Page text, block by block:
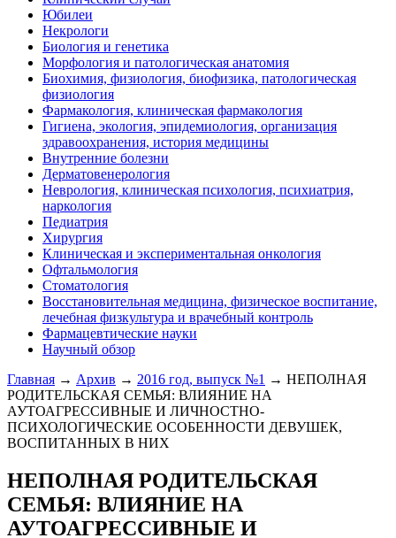
Юбилеи
Некрологи
Биология и генетика
Морфология и патологическая анатомия
Биохимия, физиология, биофизика, патологическая
физиология
Фармакология, клиническая фармакология
Гигиена, экология, эпидемиология, организация
здравоохранения, история медицины
Внутренние болезни
Дерматовенерология
Неврология, клиническая психология, психиатрия,
наркология
Педиатрия
Хирургия
Клиническая и экспериментальная онкология
Офтальмология
Стоматология
Восстановительная медицина, физическое воспитание,
лечебная физкультура и врачебный контроль
Фармацевтические науки
Научный обзор
Главная → Архив → 2016 год, выпуск №1 → НЕПОЛНАЯ
РОДИТЕЛЬСКАЯ СЕМЬЯ: ВЛИЯНИЕ НА
АУТОАГРЕССИВНЫЕ И ЛИЧНОСТНО-
ПСИХОЛОГИЧЕСКИЕ ОСОБЕННОСТИ ДЕВУШЕК,
ВОСПИТАННЫХ В НИХ
НЕПОЛНАЯ РОДИТЕЛЬСКАЯ
СЕМЬЯ: ВЛИЯНИЕ НА
АУТОАГРЕССИВНЫЕ И